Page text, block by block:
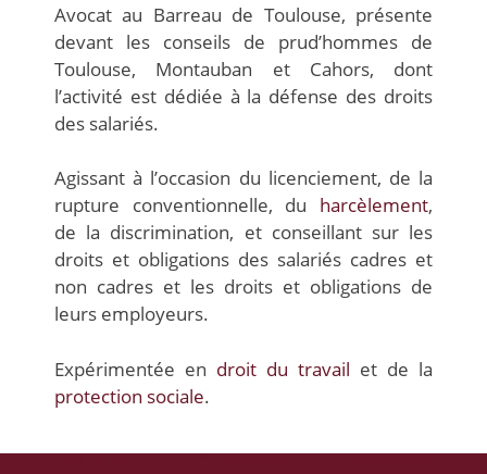
Avocat au Barreau de Toulouse, présente
devant les conseils de prud’hommes de
Toulouse, Montauban et Cahors, dont
l’activité est dédiée à la défense des droits
des salariés.
Agissant à l’occasion du licenciement, de la
rupture conventionnelle, du harcèlement,
de la discrimination, et conseillant sur les
droits et obligations des salariés cadres et
non cadres et les droits et obligations de
leurs employeurs.
Expérimentée en droit du travail et de la
protection sociale.